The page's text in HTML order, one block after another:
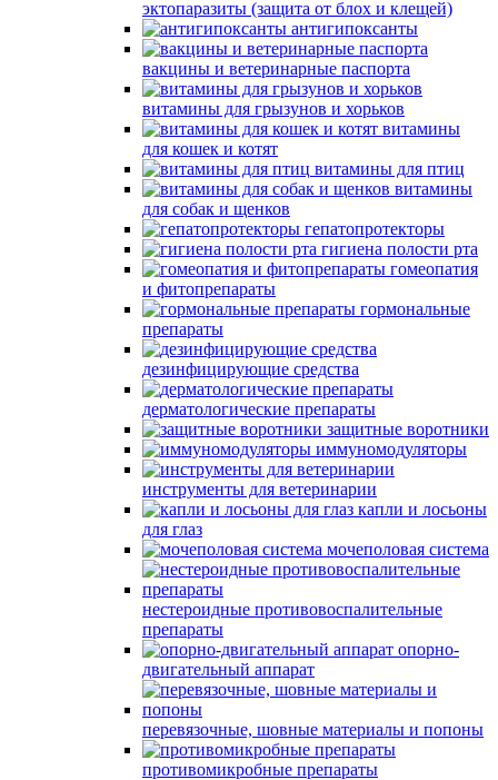
эктопаразиты (защита от блох и клещей)
антигипоксанты
вакцины и ветеринарные паспорта
витамины для грызунов и хорьков
витамины
для кошек и котят
витамины для птиц
витамины
для собак и щенков
гепатопротекторы
гигиена полости рта
гомеопатия
и фитопрепараты
гормональные
препараты
дезинфицирующие средства
дерматологические препараты
защитные воротники
иммуномодуляторы
инструменты для ветеринарии
капли и лосьоны
для глаз
мочеполовая система
нестероидные противовоспалительные
препараты
опорно-
двигательный аппарат
перевязочные, шовные материалы и попоны
противомикробные препараты